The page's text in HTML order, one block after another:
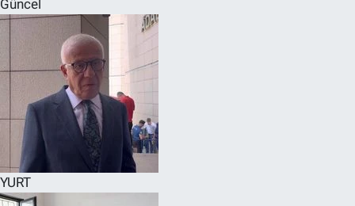
Güncel
YURT
RESMİ İLANLAR